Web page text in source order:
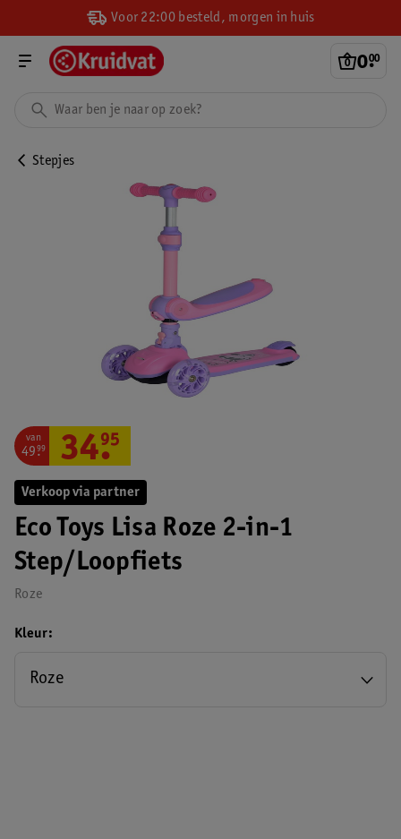
Voor 22:00 besteld, morgen in huis
0.
00
Stepjes
Verkoop via partner
Eco Toys Lisa Roze 2-in-1
Step/Loopfiets
Roze
van
49.
99 34.
95
Kleur
Roze